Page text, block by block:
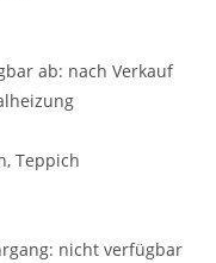
ab: nach Verkauf
Teppich
nicht verfügbar